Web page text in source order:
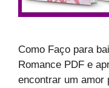
Como Faço para
Romance PDF e
encontrar um amor